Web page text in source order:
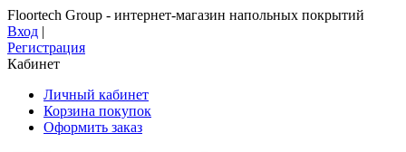
Floortech Group - интернет-магазин напольных покрытий
Вход |
Регистрация
Кабинет
Личный кабинет
Корзина покупок
Оформить заказ